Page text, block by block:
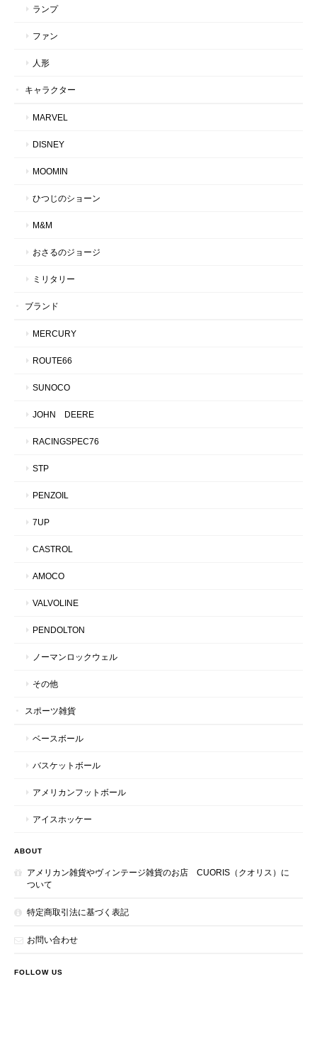
ランプ
ファン
人形
キャラクター
MARVEL
DISNEY
MOOMIN
ひつじのショーン
M&M
おさるのジョージ
ミリタリー
ブランド
MERCURY
ROUTE66
SUNOCO
JOHN DEERE
RACINGSPEC76
STP
PENZOIL
7UP
CASTROL
AMOCO
VALVOLINE
PENDOLTON
ノーマンロックウェル
その他
スポーツ雑貨
ベースボール
バスケットボール
アメリカンフットボール
アイスホッケー
ABOUT
アメリカン雑貨やヴィンテージ雑貨のお店 CUORIS（クオリス）に
ついて
特定商取引法に基づく表記
お問い合わせ
FOLLOW US